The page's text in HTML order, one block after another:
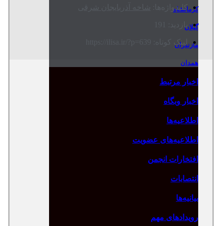
کرمانشاه
گیلان
مازندران
همدان
اخبار مرتبط
اخبار وبگاه
اطلاعیه‌ها
اطلاعیه‌های عضویت
افتخارات انجمن
انتصابات
بیانیه‌ها
رویدادهای مهم
کلیدواژه‌ها:
بازدید: 191
لینک کوتاه: https://ilisa.ir/?p=639